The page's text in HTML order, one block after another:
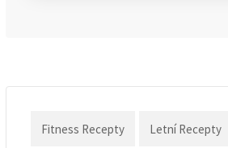
Fitness Recepty Letní Recepty